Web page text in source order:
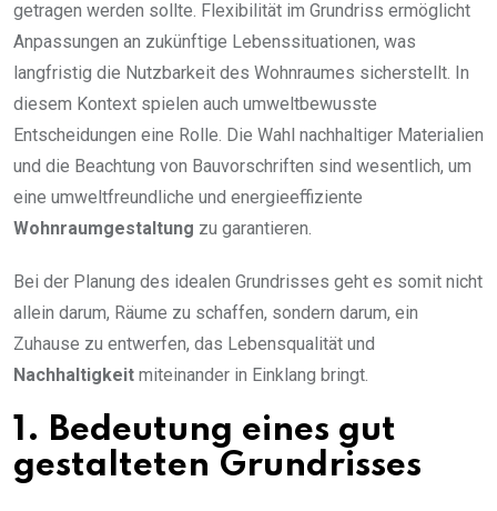
getragen werden sollte. Flexibilität im Grundriss ermöglicht
Anpassungen an zukünftige Lebenssituationen, was
langfristig die Nutzbarkeit des Wohnraumes sicherstellt. In
diesem Kontext spielen auch umweltbewusste
Entscheidungen eine Rolle. Die Wahl nachhaltiger Materialien
und die Beachtung von Bauvorschriften sind wesentlich, um
eine umweltfreundliche und energieeffiziente
Wohnraumgestaltung zu garantieren.
Bei der Planung des idealen Grundrisses geht es somit nicht
allein darum, Räume zu schaffen, sondern darum, ein
Zuhause zu entwerfen, das Lebensqualität und
Nachhaltigkeit miteinander in Einklang bringt.
1. Bedeutung eines gut
gestalteten Grundrisses